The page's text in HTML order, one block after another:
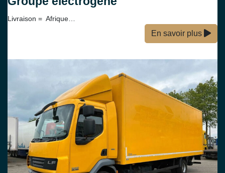
Livraison = Afrique…
En savoir plus